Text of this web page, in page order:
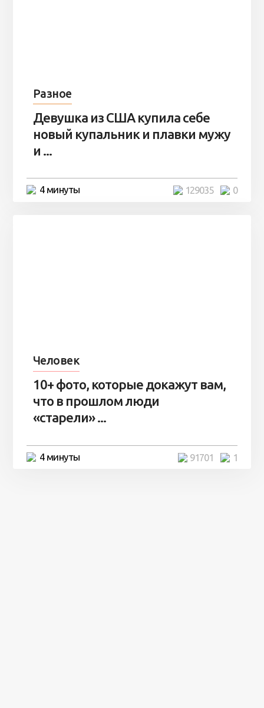
Разное
Девушка из США купила себе
новый купальник и плавки мужу
и ...
4 минуты 0
129035
Человек
10+ фото, которые докажут вам,
что в прошлом люди
«старели» ...
4 минуты 1
91701